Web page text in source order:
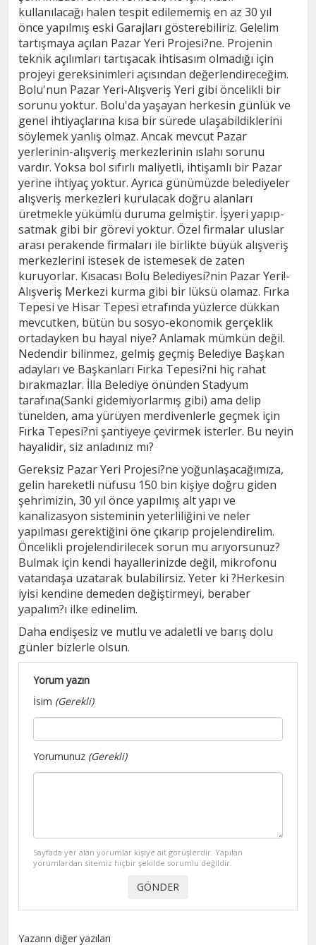
kullanılacağı halen tespit edilememiş en az 30 yıl
önce yapılmış eski Garajları gösterebiliriz. Gelelim
tartışmaya açılan Pazar Yeri Projesi?ne. Projenin
teknik açılımları tartışacak ihtisasım olmadığı için
projeyi gereksinimleri açısından değerlendireceğim.
Bolu'nun Pazar Yeri-Alışveriş Yeri gibi öncelikli bir
sorunu yoktur. Bolu'da yaşayan herkesin günlük ve
genel ihtiyaçlarına kısa bir sürede ulaşabildiklerini
söylemek yanlış olmaz. Ancak mevcut Pazar
yerlerinin-alışveriş merkezlerinin ıslahı sorunu
vardır. Yoksa bol sıfırlı maliyetli, ihtişamlı bir Pazar
yerine ihtiyaç yoktur. Ayrıca günümüzde belediyeler
alışveriş merkezleri kurulacak doğru alanları
üretmekle yükümlü duruma gelmiştir. İşyeri yapıp-
satmak gibi bir görevi yoktur. Özel firmalar uluslar
arası perakende firmaları ile birlikte büyük alışveriş
merkezlerini istesek de istemesek de zaten
kuruyorlar. Kısacası Bolu Belediyesi?nin Pazar Yeri!-
Alışveriş Merkezi kurma gibi bir lüksü olamaz. Fırka
Tepesi ve Hisar Tepesi etrafında yüzlerce dükkan
mevcutken, bütün bu sosyo-ekonomik gerçeklik
ortadayken bu hayal niye? Anlamak mümkün değil.
Nedendir bilinmez, gelmiş geçmiş Belediye Başkan
adayları ve Başkanları Fırka Tepesi?ni hiç rahat
bırakmazlar. İlla Belediye önünden Stadyum
tarafına(Sanki gidemiyorlarmış gibi) ama delip
tünelden, ama yürüyen merdivenlerle geçmek için
Fırka Tepesi?ni şantiyeye çevirmek isterler. Bu neyin
hayalidir, siz anladınız mı?
Gereksiz Pazar Yeri Projesi?ne yoğunlaşacağımıza,
gelin hareketli nüfusu 150 bin kişiye doğru giden
şehrimizin, 30 yıl önce yapılmış alt yapı ve
kanalizasyon sisteminin yeterliliğini ve neler
yapılması gerektiğini öne çıkarıp projelendirelim.
Öncelikli projelendirilecek sorun mu arıyorsunuz?
Bulmak için kendi hayallerinizde değil, mikrofonu
vatandaşa uzatarak bulabilirsiz. Yeter ki ?Herkesin
iyisi kendine demeden değiştirmeyi, beraber
yapalım?ı ilke edinelim.
Daha endişesiz ve mutlu ve adaletli ve barış dolu
günler bizlerle olsun.
Yorum yazın
İsim (Gerekli)
Yorumunuz (Gerekli)
Sayfada yer alan yorumlar kişiye ait görüşlerdir. Yapılan
yorumlardan sitemiz hiçbir şekilde sorumlu değildir.
Yazarın diğer yazıları